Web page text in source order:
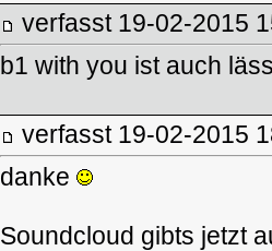
verfasst 19-02-2015
b1 with you ist auch
verfasst 19-02-2015
danke
Soundcloud gibts jetzt